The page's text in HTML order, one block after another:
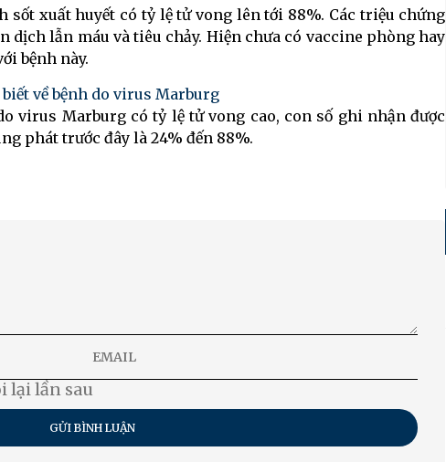
sốt xuất huyết có tỷ lệ tử vong lên tới 88%. Các triệu chứng
dịch lẫn máu và tiêu chảy. Hiện chưa có vaccine phòng hay
bệnh này.
về bệnh do virus Marburg
virus Marburg có tỷ lệ tử vong cao, con số ghi nhận được
phát trước đây là 24% đến 88%.
lại lần sau
GỬI BÌNH LUẬN